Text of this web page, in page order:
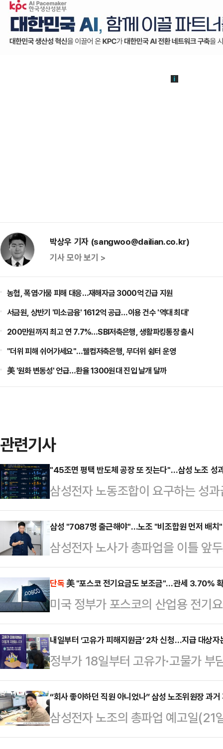
박상우 기자 (sangwoo@dailian.co.kr)
기사 모아 보기 >
농협, 폭염·가뭄 피해 대응…재해자금 3000억 긴급 지원
서금원, 상반기 '미소금융' 1612억 공급…이용 건수 '역대 최대'
200만원까지 최고 연 7.7%…SBI저축은행, 생활파킹통장 출시
"더위 피해 쉬어가세요"…웰컴저축은행, 무더위 쉼터 운영
美 '원화 변동성' 언급…환율 1300원대 진입 날개 달까
관련기사
"45조면 평택 반도체 공장 또 짓는다"…삼성 노조 성
삼성전자 노동조합이 요구하는 성
투자 관점에서 환산한 비교 자료가
순한 비용이 아니라, 글로벌 기술
금 규모라는 점을 시각적으로 보여
니티 등에 따르면 해당 자료는 45
로벌 인수합병(M&A), 인공지능
양한 미래 사업 영역에 대입해 환
삼성 "7087명 출근해야"…노조 "비조합원 먼저 배치
삼성전자 노사가 총파업을 이틀 앞
이 안전·보안 인력의 평시 수준 유
명의 필수 근무 인원이 필요하다고
(중노위)가 노사 합의 가능성을 직
다.19일 삼성전자는 삼성그룹 초기
전국삼성전자노동조합(전삼노)에
무와 보안작업이 정상적으로 유지·
준으로 부서별 필요 인원 …
단독 美 "포스코 전기요금도 보조금"…관세 3.70%
미국 정부가 포스코의 산업용 전기
사실상 ‘보조금’으로 판단하고 상
철강업계가 적용받는 전기요금·탄
있다는 분석이 나온다.19일 철강업
무부는 포스코가 미국으로 수출한
대해 상계관세 부과를 최종 확정했
을 통해 포스코가 조사 대상 기간
정…
내일부터 ‘고유가 피해지원금’ 2차 신청…지급 대상자
정부가 18일부터 고유가·고물가
작한다.중동 전쟁에 따른 유가 상승
지원을 확대하겠다는 취지다.17일
2차 지급 대상자는 소득 하위 70%
을 기준으로 정해졌다.외벌이 가
“회사 좋아하던 직원 아니었나” 삼성 노조위원장 과거
삼성전자 노조의 총파업 예고일(21
과거 삼성전자 반도체 뉴스룸의 임